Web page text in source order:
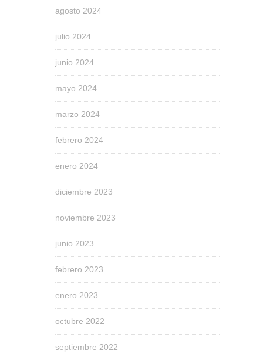
agosto 2024
julio 2024
junio 2024
mayo 2024
marzo 2024
febrero 2024
enero 2024
diciembre 2023
noviembre 2023
junio 2023
febrero 2023
enero 2023
octubre 2022
septiembre 2022